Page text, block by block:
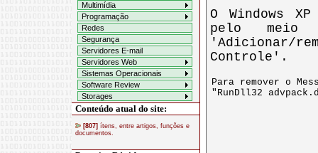
Multimídia
Programação
Redes
Segurança
Servidores E-mail
Servidores Web
Sistemas Operacionais
Software Review
Storages
Conteúdo atual do site:
[807] ítens, entre artigos, funções e
documentos.
O Windows
pelo meio
'Adicionar/
Controle'.